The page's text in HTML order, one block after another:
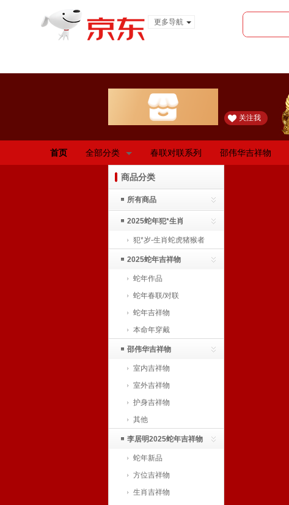
更多导航
关注我
首页 全部分类 春联对联系列 邵伟华吉祥物
商品分类
所有商品
2025蛇年犯*生肖
犯*岁-生肖蛇虎猪猴者
2025蛇年吉祥物
蛇年作品
蛇年春联/对联
蛇年吉祥物
本命年穿戴
邵伟华吉祥物
室内吉祥物
室外吉祥物
护身吉祥物
其他
李居明2025蛇年吉祥物
蛇年新品
方位吉祥物
生肖吉祥物